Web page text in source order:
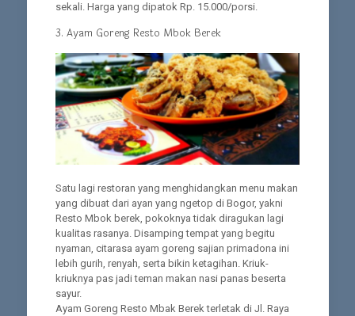
sekali. Harga yang dipatok Rp. 15.000/porsi.
3. Ayam Goreng Resto Mbok Berek
Satu lagi restoran yang menghidangkan menu makan
yang dibuat dari ayan yang ngetop di Bogor, yakni
Resto Mbok berek, pokoknya tidak diragukan lagi
kualitas rasanya. Disamping tempat yang begitu
nyaman, citarasa ayam goreng sajian primadona ini
lebih gurih, renyah, serta bikin ketagihan. Kriuk-
kriuknya pas jadi teman makan nasi panas beserta
sayur.
Ayam Goreng Resto Mbak Berek terletak di Jl. Raya